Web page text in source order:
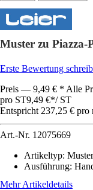
Muster zu
Erste Bewertung
Preis — 9,49 € * Alle
pro ST9,49 €*/ ST
Entspricht 237,25 € pro
Art.-Nr. 12075669
Artikeltyp: Muster
Ausführung:
Mehr Artikeldetails